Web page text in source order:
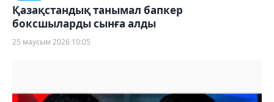
Қазақстандық танымал бапкер
боксшыларды сынға алды
25 маусым 2026 10:05